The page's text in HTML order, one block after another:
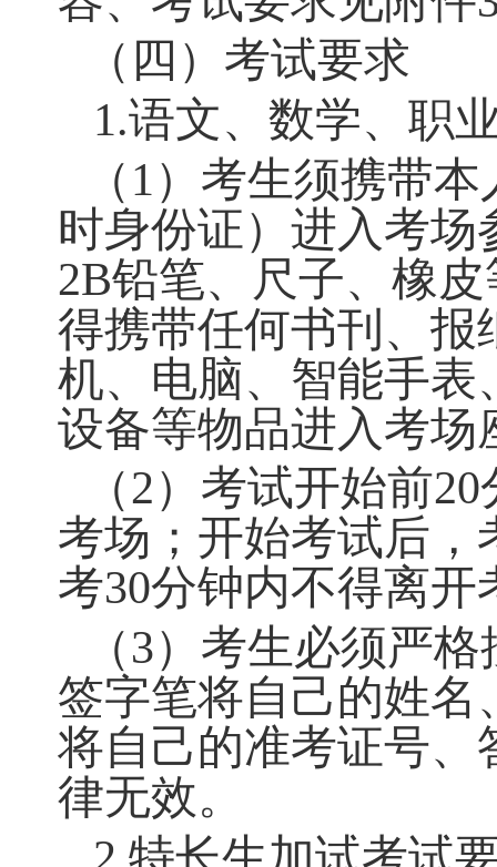
注：语文、数
钟。
2.体育特长生加
加试内容：田
细考试方式、考
3.文艺特长生加
加试内容： 器
容、考试要求见
（四）考试要求
1.语文、数学、
（1）考生须携
时身份证）进入
2B铅笔、尺子、